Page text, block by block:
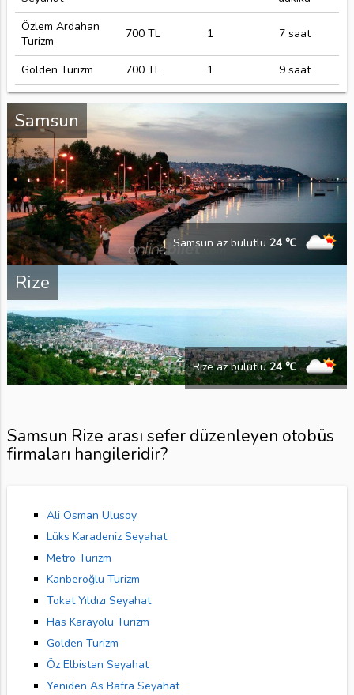
Özlem Ardahan
Turizm
700 TL 1 7 saat
Golden Turizm 700 TL 1 9 saat
Samsun
Samsun az bulutlu 24 ℃
Rize
Rize az bulutlu24 ℃
Samsun Rize arası sefer düzenleyen otobüs
firmaları hangileridir?
Ali Osman Ulusoy
Lüks Karadeniz Seyahat
Metro Turizm
Kanberoğlu Turizm
Tokat Yıldızı Seyahat
Has Karayolu Turizm
Golden Turizm
Öz Elbistan Seyahat
Yeniden As Bafra Seyahat